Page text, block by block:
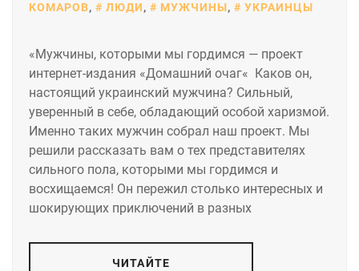
КОМАРОВ, ЛЮДИ, МУЖЧИНЫ, УКРАИНЦЫ
«Мужчины, которыми мы гордимся — проект
интернет-издания «Домашний очаг« Каков он,
настоящий украинский мужчина? Сильный,
уверенный в себе, обладающий особой харизмой.
Именно таких мужчин собрал наш проект. Мы
решили рассказать вам о тех представителях
сильного пола, которыми мы гордимся и
восхищаемся! Он пережил столько интересных и
шокирующих приключений в разных
ЧИТАЙТЕ